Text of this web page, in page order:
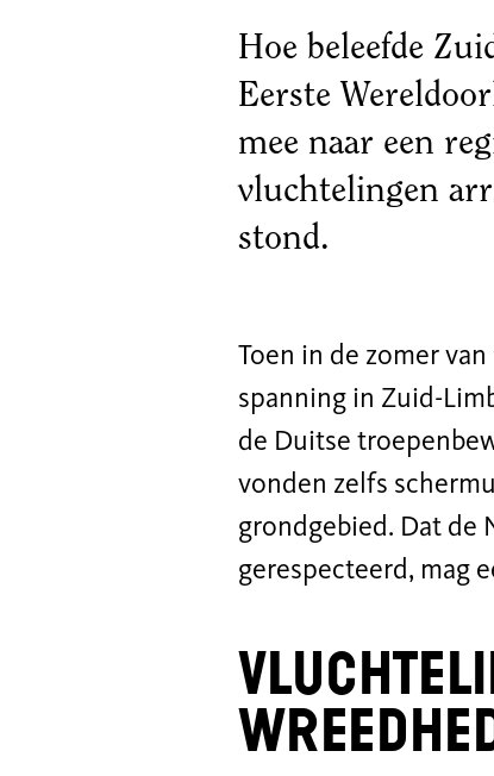
Hoe beleefde
Eerste
mee naar een
vluchtelingen
stond.
Toen in de zomer
spanning in Zuid-
de Duitse
vonden zelfs
grondgebied. Dat de
gerespecteerd, mag